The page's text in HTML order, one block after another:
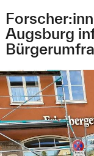
Augsburg